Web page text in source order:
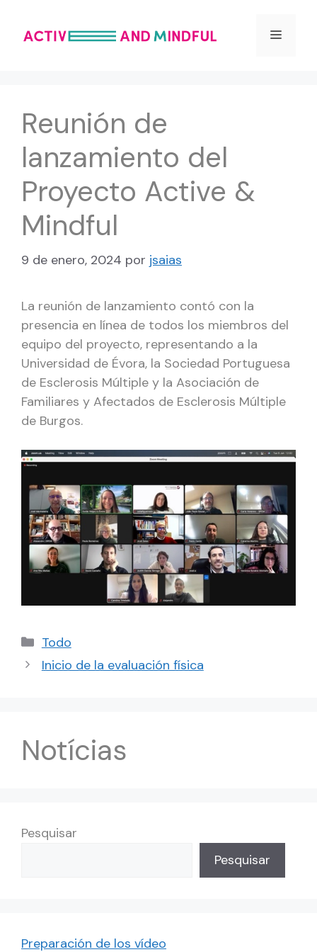
contenido
Menú
Reunión de
lanzamiento del
Proyecto Active &
Mindful
9 de enero, 2024 por jsaias
La reunión de lanzamiento contó con la
presencia en línea de todos los miembros del
equipo del proyecto, representando a la
Universidad de Évora, la Sociedad Portuguesa
de Esclerosis Múltiple y la Asociación de
Familiares y Afectados de Esclerosis Múltiple
de Burgos.
Categorías
Todo
Inicio de la evaluación física
Notícias
Pesquisar
Pesquisar
Preparación de los vídeo